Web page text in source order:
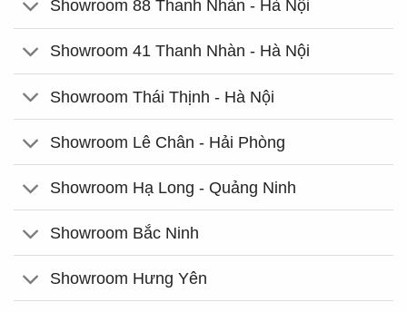
Showroom 88 Thanh Nhàn - Hà Nội
Showroom 41 Thanh Nhàn - Hà Nội
Showroom Thái Thịnh - Hà Nội
Showroom Lê Chân - Hải Phòng
Showroom Hạ Long - Quảng Ninh
Showroom Bắc Ninh
Showroom Hưng Yên